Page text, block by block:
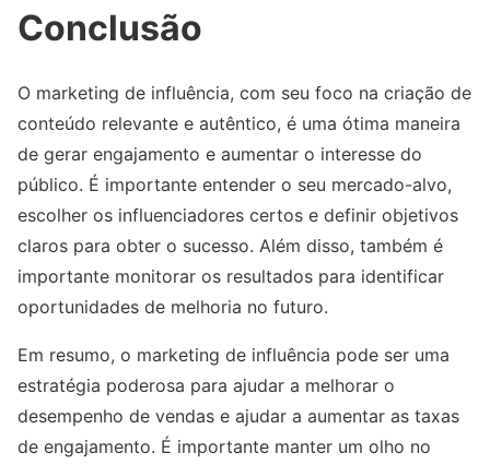
Conclusão
O marketing de influência, com seu foco na criação de
conteúdo relevante e autêntico, é uma ótima maneira
de gerar engajamento e aumentar o interesse do
público. É importante entender o seu mercado-alvo,
escolher os influenciadores certos e definir objetivos
claros para obter o sucesso. Além disso, também é
importante monitorar os resultados para identificar
oportunidades de melhoria no futuro.
Em resumo, o marketing de influência pode ser uma
estratégia poderosa para ajudar a melhorar o
desempenho de vendas e ajudar a aumentar as taxas
de engajamento. É importante manter um olho no